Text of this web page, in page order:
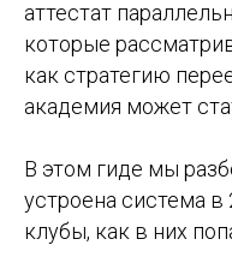
аттестат
которые
как стратегию
академия может
В этом гиде мы
устроена система
клубы, как в них